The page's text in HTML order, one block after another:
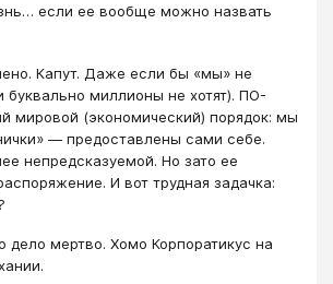
если ее вообще можно назвать
Капут. Даже если бы «мы» не
буквально миллионы не хотят). ПО-
мировой (экономический) порядок: мы
— предоставлены сами себе.
непредсказуемой. Но зато ее
И вот трудная задачка:
дело мертво. Хомо Корпоратикус на